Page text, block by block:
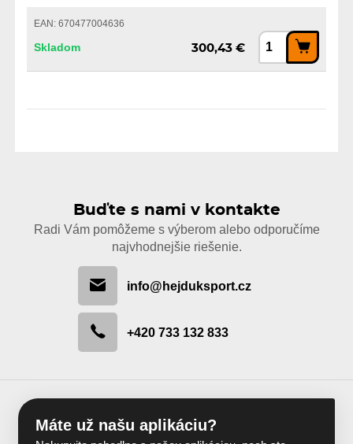
EAN: 670477004636
Skladom 300,43 €
Buďte s nami v kontakte
Radi Vám pomôžeme s výberom alebo odporučíme
najvhodnejšie riešenie.
info@hejduksport.cz
+420 733 132 833
Máte už našu aplikáciu?